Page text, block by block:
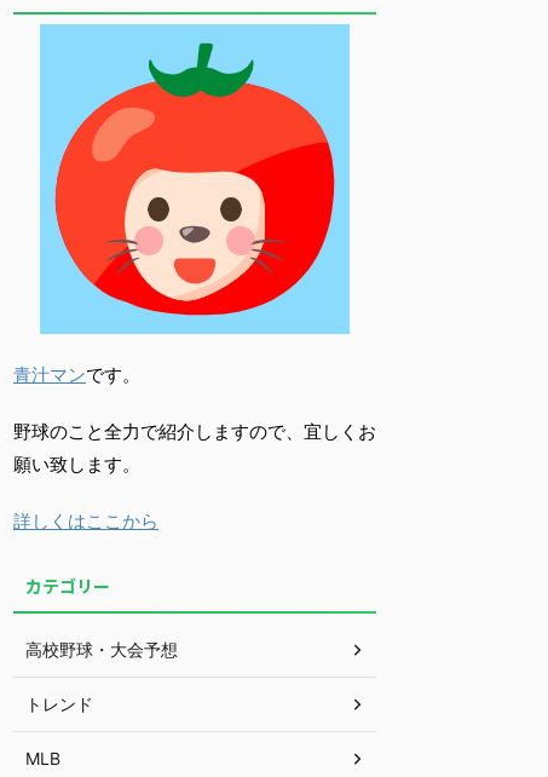
青汁マンです。
野球のこと全力で紹介しますので、宜しくお
願い致します。
詳しくはここから
カテゴリー
高校野球・大会予想
トレンド
MLB